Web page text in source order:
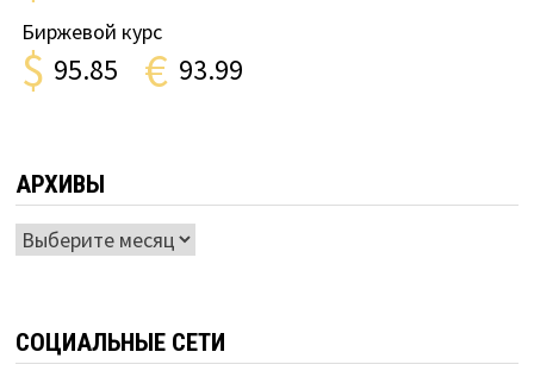
Биржевой курс
$ 95.85 € 93.99
АРХИВЫ
Архивы
СОЦИАЛЬНЫЕ СЕТИ